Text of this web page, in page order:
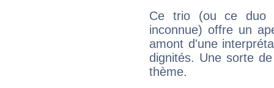
Ce trio (ou ce duo
inconnue) offre un
amont d'une
dignités. Une sorte
thème.